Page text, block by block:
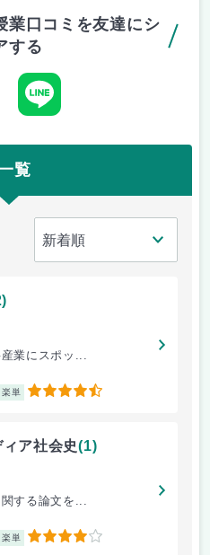
業口コミを友達にシ
する
覧
業にスポッ...
楽単 4.5
ア社会史(1)
する論文を...
楽単 4